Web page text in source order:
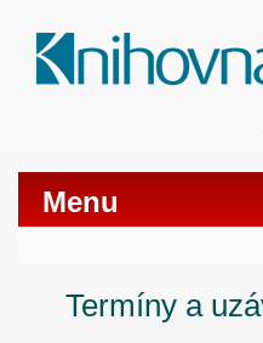
Menu
Termíny a